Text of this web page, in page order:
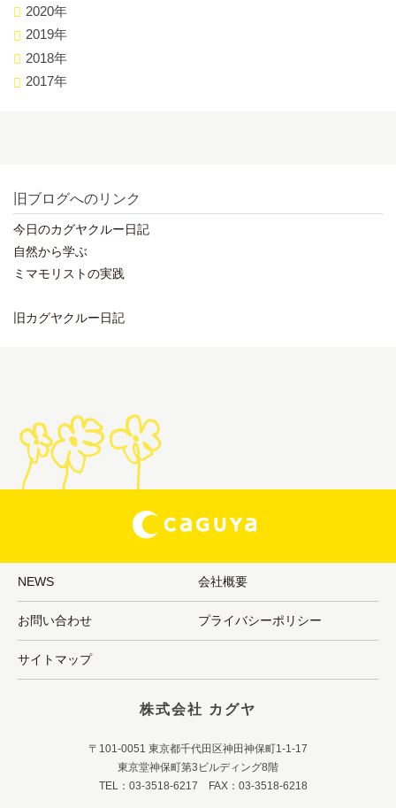
2020年
2019年
2018年
2017年
旧ブログへのリンク
今日のカグヤクルー日記
自然から学ぶ
ミマモリストの実践
旧カグヤクルー日記
NEWS 会社概要
お問い合わせ プライバシーポリシー
サイトマップ
株式会社 カグヤ
〒101-0051 東京都千代田区神田神保町1-1-17
東京堂神保町第3ビルディング8階
TEL：03-3518-6217 FAX：03-3518-6218